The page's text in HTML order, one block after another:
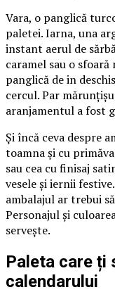
Vara, o panglică
paletei. Iarna, una
instant aerul de
caramel sau o
panglică de in
cercul. Par
aranjamentul a fost
Și încă ceva despre
toamna și cu
sau cea cu finisaj
vesele și iernii
ambalajul ar trebui
Personajul și
servește.
Paleta care ți
calendarului